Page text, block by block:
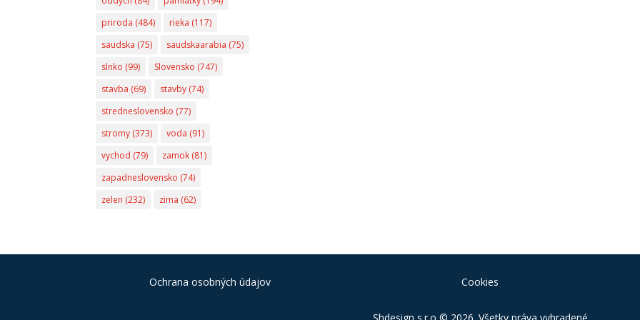
priroda (484) rieka (117)
saudska (75) saudskaarabia (75)
slnko (99) Slovensko (747)
stavba (69) stavby (74)
stredneslovensko (77)
stromy (373) voda (91)
vychod (79) zamok (81)
zapadneslovensko (74)
zelen (232) zima (62)
Ochrana osobných údajov Cookies